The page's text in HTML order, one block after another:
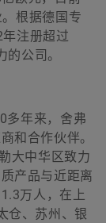
根据德国专
注册超过
公司。
多年来，舍弗
和合作伙伴。
大中华区致力
产品与近距离
万人，在上
仓、苏州、银